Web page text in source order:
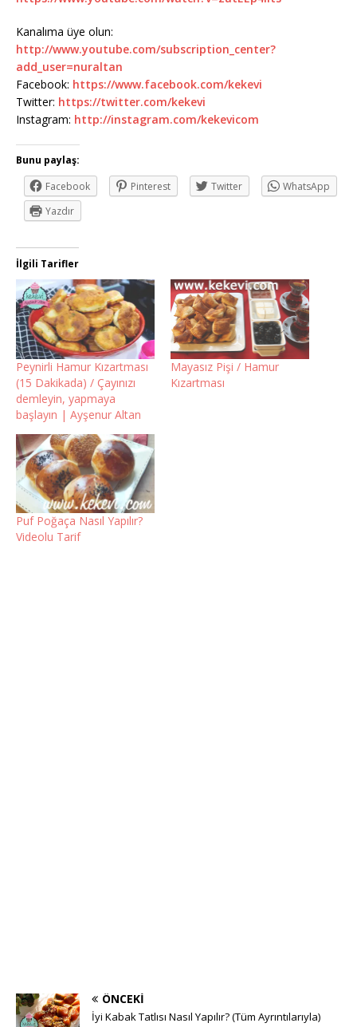
Kanalıma üye olun:
http://www.youtube.com/subscription_center?
add_user=nuraltan
Facebook: https://www.facebook.com/kekevi
Twitter: https://twitter.com/kekevi
Instagram: http://instagram.com/kekevicom
Bunu paylaş:
Facebook
Pinterest Twitter
WhatsApp
Yazdır
İlgili Tarifler
Peynirli Hamur Kızartması
(15 Dakikada) / Çayınızı
demleyin, yapmaya
başlayın | Ayşenur Altan
Mayasız Pişi / Hamur
Kızartması
Puf Poğaça Nasıl Yapılır?
Videolu Tarif
ÖNCEKI
İyi Kabak Tatlısı Nasıl Yapılır? (Tüm Ayrıntılarıyla)